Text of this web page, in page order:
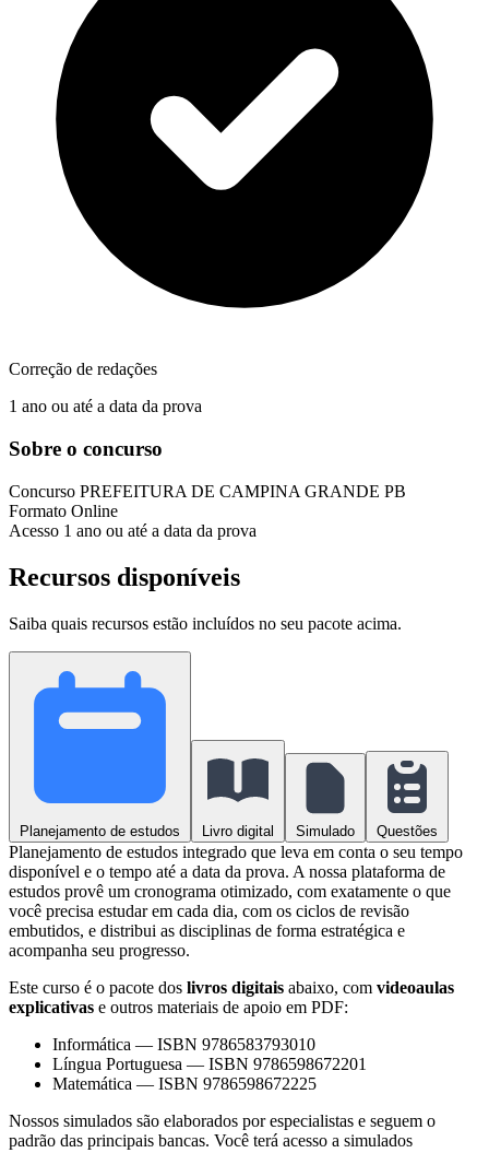
Correção de redações
1 ano ou até a data da prova
Sobre o concurso
Concurso PREFEITURA DE CAMPINA GRANDE PB
Formato Online
Acesso 1 ano ou até a data da prova
Recursos disponíveis
Saiba quais recursos estão incluídos no seu pacote acima.
Planejamento de estudos Livro digital Simulado Questões
Planejamento de estudos integrado que leva em conta o seu tempo
disponível e o tempo até a data da prova. A nossa plataforma de
estudos provê um cronograma otimizado, com exatamente o que
você precisa estudar em cada dia, com os ciclos de revisão
embutidos, e distribui as disciplinas de forma estratégica e
acompanha seu progresso.
Este curso é o pacote dos livros digitais abaixo, com videoaulas
explicativas e outros materiais de apoio em PDF:
Informática — ISBN 9786583793010
Língua Portuguesa — ISBN 9786598672201
Matemática — ISBN 9786598672225
Nossos simulados são elaborados por especialistas e seguem o
padrão das principais bancas. Você terá acesso a simulados